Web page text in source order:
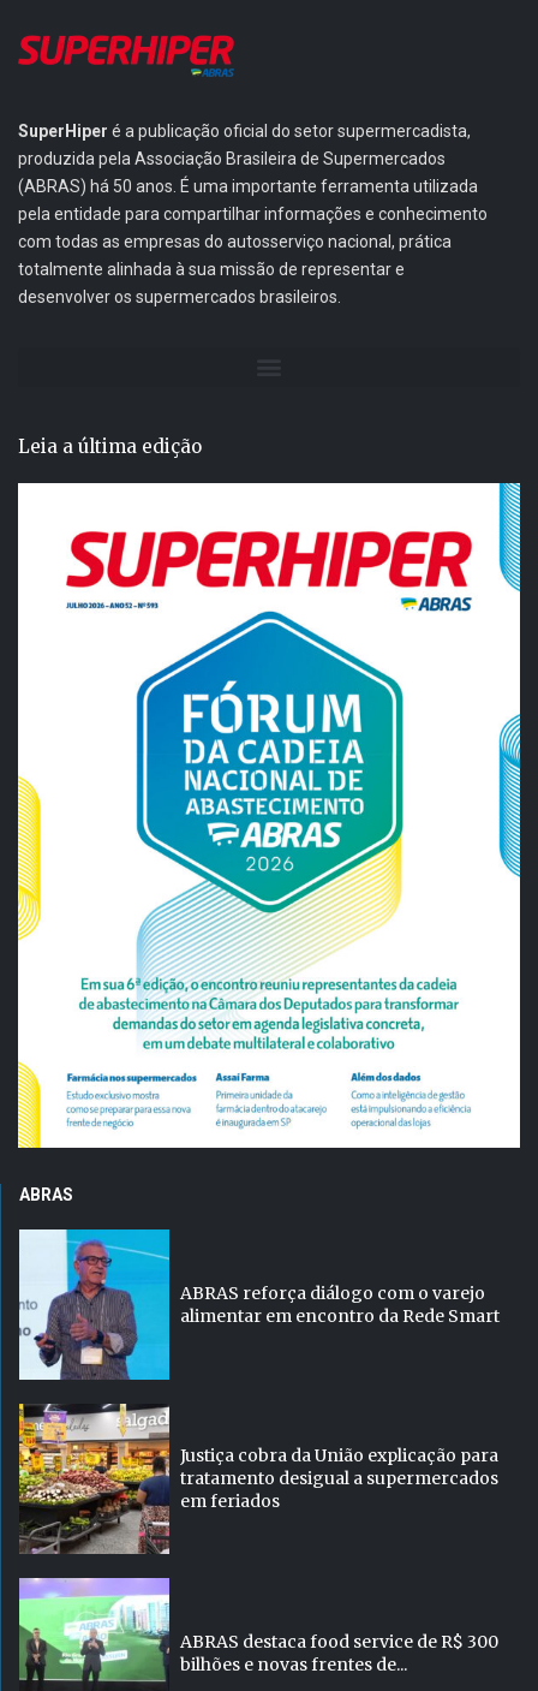
SuperHiper é a publicação oficial do setor supermercadista,
produzida pela Associação Brasileira de Supermercados
(ABRAS) há 50 anos. É uma importante ferramenta utilizada
pela entidade para compartilhar informações e conhecimento
com todas as empresas do autosserviço nacional, prática
totalmente alinhada à sua missão de representar e
desenvolver os supermercados brasileiros.
Leia a última edição
ABRAS
ABRAS reforça diálogo com o varejo
alimentar em encontro da Rede Smart
Justiça cobra da União explicação para
tratamento desigual a supermercados
em feriados
ABRAS destaca food service de R$ 300
bilhões e novas frentes de...